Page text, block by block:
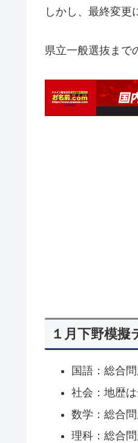
しかし、最終変更
県立一般選抜ま
１月下野模擬
国語：総合
社会：地歴
数学：総合問
理科：総合問